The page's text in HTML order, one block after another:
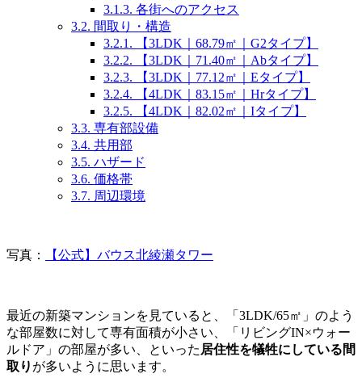
3.1.3. 各街へのアクセス
3.2. 間取り・構造
3.2.1. 【3LDK｜68.79㎡｜G2タイプ】
3.2.2. 【3LDK｜71.40㎡｜Abタイプ】
3.2.3. 【3LDK｜77.12㎡｜Eタイプ】
3.2.4. 【4LDK｜83.15㎡｜Hrタイプ】
3.2.5. 【4LDK｜82.02㎡｜Iタイプ】
3.3. 専有部設備
3.4. 共用部
3.5. ハザード
3.6. 価格帯
3.7. 周辺環境
写真： 【公式】バウス北綾瀬タワー
最近の新築マンションを見ていると、「3LDK/65㎡」のよう
な部屋数に対して専有面積が小さい、「リビングIN×ウォー
ルドア」の部屋が多い、といった 居住性を犠牲にしている間
取り が多いように思います。